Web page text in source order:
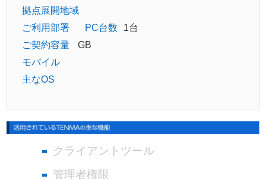
拠点展開地域
ご利用部署
PC台数
1台
ご契約容量
GB
モバイル
主なOS
クライアントツール
管理者権限